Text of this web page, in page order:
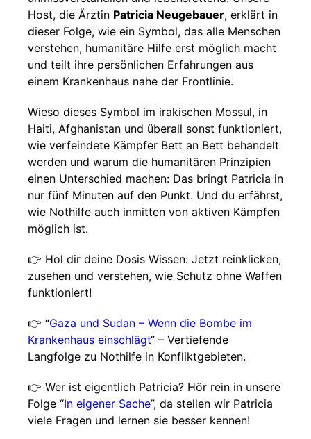
Host, die Ärztin Patricia Neugebauer, erklärt in
dieser Folge, wie ein Symbol, das alle Menschen
verstehen, humanitäre Hilfe erst möglich macht
und teilt ihre persönlichen Erfahrungen aus
einem Krankenhaus nahe der Frontlinie.
Wieso dieses Symbol im irakischen Mossul, in
Haiti, Afghanistan und überall sonst funktioniert,
wie verfeindete Kämpfer Bett an Bett behandelt
werden und warum die humanitären Prinzipien
einen Unterschied machen: Das bringt Patricia in
nur fünf Minuten auf den Punkt. Und du erfährst,
wie Nothilfe auch inmitten von aktiven Kämpfen
möglich ist.
👉 Hol dir deine Dosis Wissen: Jetzt reinklicken,
zusehen und verstehen, wie Schutz ohne Waffen
funktioniert!
👉 “Gaza und Sudan – Wenn die Bombe im
Krankenhaus einschlägt“ – Vertiefende
Langfolge zu Nothilfe in Konfliktgebieten.
👉 Wer ist eigentlich Patricia? Hör rein in unsere
Folge “In eigener Sache”, da stellen wir Patricia
viele Fragen und lernen sie besser kennen!